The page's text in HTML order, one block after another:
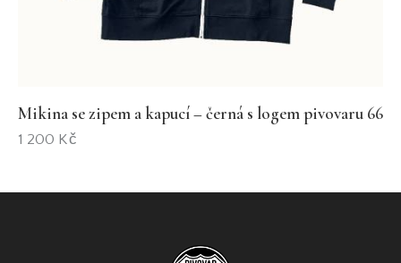
Mikina se zipem a kapucí – černá s logem pivovaru 66
1 200 Kč